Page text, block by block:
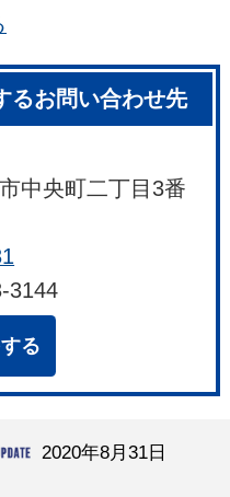
るお問い合わせ先
中央町二丁目3番
3144
る
2020年8月31日